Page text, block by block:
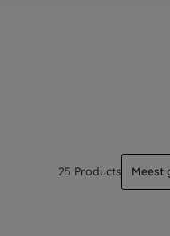
25 Products